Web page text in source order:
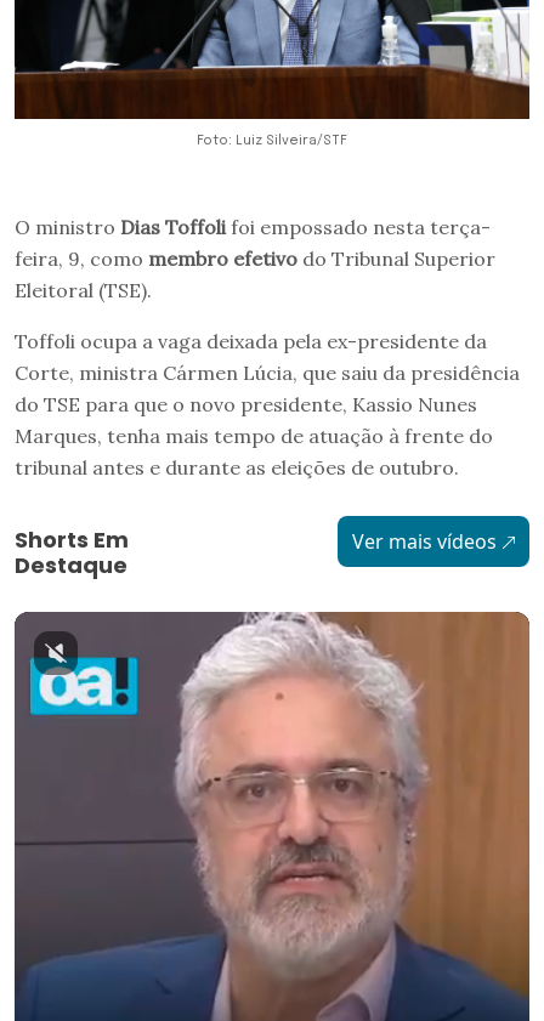
Foto: Luiz Silveira/STF
O ministro Dias Toffoli foi empossado nesta terça-
feira, 9, como membro efetivo do Tribunal Superior
Eleitoral (TSE).
Toffoli ocupa a vaga deixada pela ex-presidente da
Corte, ministra Cármen Lúcia, que saiu da presidência
do TSE para que o novo presidente, Kassio Nunes
Marques, tenha mais tempo de atuação à frente do
tribunal antes e durante as eleições de outubro.
Shorts Em
Destaque
Ver mais vídeos